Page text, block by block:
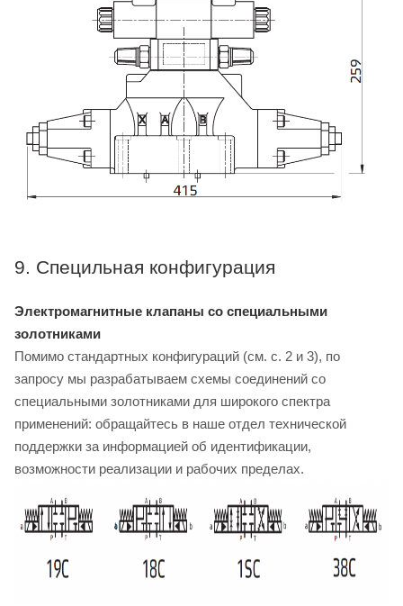
9. Специльная конфигурация
Электромагнитные клапаны со специальными
золотниками
Помимо стандартных конфигураций (см. с. 2 и 3), по
запросу мы разрабатываем схемы соединений со
специальными золотниками для широкого спектра
применений: обращайтесь в наше отдел технической
поддержки за информацией об идентификации,
возможности реализации и рабочих пределах.